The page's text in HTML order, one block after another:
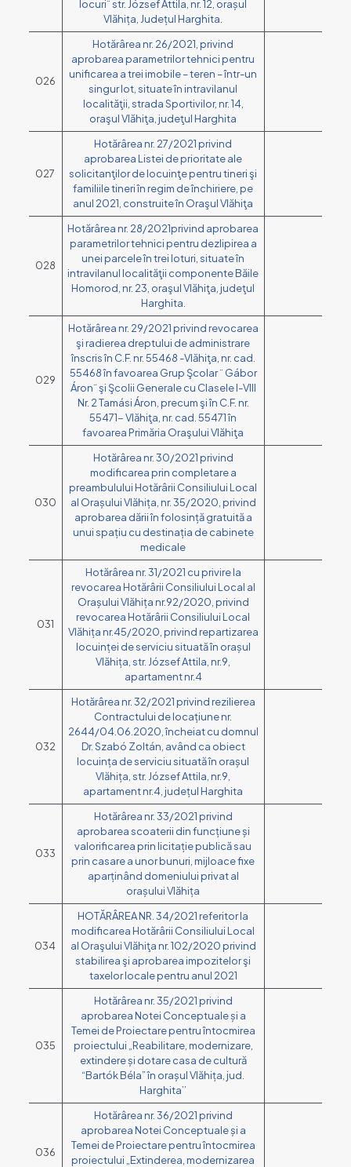
locuri¨ str. József Attila, nr. 12, orașul
Vlăhița, Județul Harghita.
026
Hotărârea nr. 26/2021, privind
aprobarea parametrilor tehnici pentru
unificarea a trei imobile – teren – într-un
singur lot, situate în intravilanul
localităţii, strada Sportivilor, nr. 14,
oraşul Vlăhiţa, judeţul Harghita
027
Hotărârea nr. 27/2021 privind
aprobarea Listei de prioritate ale
solicitanţilor de locuinţe pentru tineri şi
familiile tineri în regim de închiriere, pe
anul 2021, construite în Oraşul Vlăhiţa
028
Hotărârea nr. 28/2021privind aprobarea
parametrilor tehnici pentru dezlipirea a
unei parcele în trei loturi, situate în
intravilanul localităţii componente Băile
Homorod, nr. 23, oraşul Vlăhiţa, judeţul
Harghita.
029
Hotărârea nr. 29/2021 privind revocarea
şi radierea dreptului de administrare
înscris în C.F. nr. 55468 -Vlăhiţa, nr. cad.
55468 în favoarea Grup Şcolar ¨ Gábor
Áron¨ şi Şcolii Generale cu Clasele I-VIII
Nr. 2 Tamási Áron, precum şi în C.F. nr.
55471- Vlăhiţa, nr. cad. 55471 în
favoarea Primăria Oraşului Vlăhiţa
030
Hotărârea nr. 30/2021 privind
modificarea prin completare a
preambulului Hotărârii Consiliului Local
al Orașului Vlăhița, nr. 35/2020, privind
aprobarea dării în folosință gratuită a
unui spațiu cu destinația de cabinete
medicale
031
Hotărârea nr. 31/2021 cu privire la
revocarea Hotărârii Consiliului Local al
Orașului Vlăhița nr.92/2020, privind
revocarea Hotărârii Consiliului Local
Vlăhița nr.45/2020, privind repartizarea
locuinței de serviciu situată în orașul
Vlăhița, str. József Attila, nr.9,
apartament nr.4
032
Hotărârea nr. 32/2021 privind rezilierea
Contractului de locațiune nr.
2644/04.06.2020, încheiat cu domnul
Dr. Szabó Zoltán, având ca obiect
locuința de serviciu situată în orașul
Vlăhița, str. József Attila, nr.9,
apartament nr.4, județul Harghita
033
Hotărârea nr. 33/2021 privind
aprobarea scoaterii din funcțiune și
valorificarea prin licitație publică sau
prin casare a unor bunuri, mijloace fixe
aparținând domeniului privat al
orașului Vlăhița
034
HOTĂRÂREA NR. 34/2021 referitor la
modificarea Hotărârii Consiliului Local
al Oraşului Vlăhiţa nr. 102/2020 privind
stabilirea şi aprobarea impozitelor şi
taxelor locale pentru anul 2021
035
Hotărârea nr. 35/2021 privind
aprobarea Notei Conceptuale și a
Temei de Proiectare pentru întocmirea
proiectului „Reabilitare, modernizare,
extindere și dotare casa de cultură
“Bartók Béla” în orașul Vlăhița, jud.
Harghita’’
036
Hotărârea nr. 36/2021 privind
aprobarea Notei Conceptuale și a
Temei de Proiectare pentru întocmirea
proiectului „Extinderea, modernizarea